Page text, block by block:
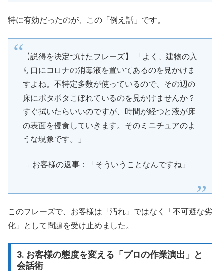
特に有効だったのが、この「例え話」です。
【説得を決定づけたフレーズ】 「よく、建物の入
り口にコロナの消毒液を置いてあるのを見かけま
すよね。不特定多数が使っているので、その辺の
床にポタポタこぼれているのを見かけませんか？
すぐ拭いたらいいのですが、時間が経つと液が床
の表面を侵食していきます。そのミニチュアのよ
うな現象です。」
→ お客様の返事：「そういうことなんですね」
このフレーズで、お客様は「汚れ」ではなく「不可避な劣
化」として問題を受け止めました。
3. お客様の態度を変える「プロの作業演出」と
会話術